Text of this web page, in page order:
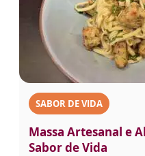
SABOR DE VIDA
Massa Artesanal e
Sabor de Vida